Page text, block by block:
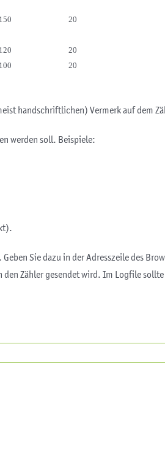
150
20
120
20
100 20
handschriftlichen) Vermerk auf dem
werden soll. Beispiele:
Sie dazu in der Adresszeile des
Zähler gesendet wird. Im Logfile